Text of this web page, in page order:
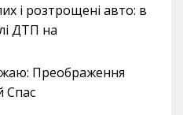
і розтрощені авто: в
ДТП на
Преображення
Спас